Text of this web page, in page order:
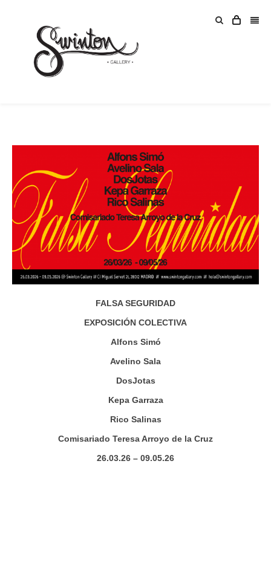
FALSA SEGURIDAD
EXPOSICIÓN COLECTIVA
Alfons Simó
Avelino Sala
DosJotas
Kepa Garraza
Rico Salinas
Comisariado Teresa Arroyo de la Cruz
26.03.26 – 09.05.26